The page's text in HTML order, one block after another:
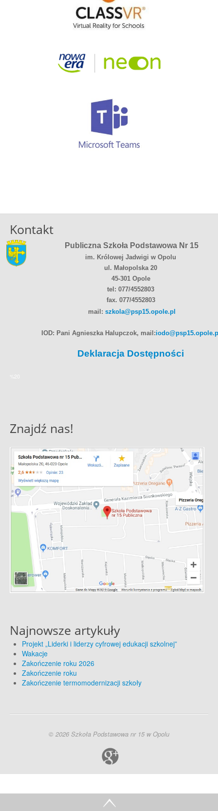
Kontakt
Publiczna Szkoła Podstawowa Nr 15
im. Królowej Jadwigi w Opolu
ul. Małopolska 20
45-301 Opole
tel: 077/4552803
fax. 077/4552803
mail: szkola@psp15.opole.pl
IOD: Pani Agnieszka Halupczok, mail:
Deklaracja Dostępności
Znajdź nas!
Najnowsze artykuły
Projekt „Liderki i liderzy cyfrowej edukacji szkolnej”
Wakacje
Zakończenie roku 2026
Zakończenie roku
Zakończenie termomodernizacji szkoły
© 2026 Szkoła Podstawowa nr 15 w Opolu